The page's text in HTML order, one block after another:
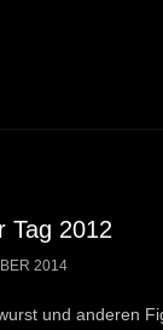
Tag 2012
2014
und anderen